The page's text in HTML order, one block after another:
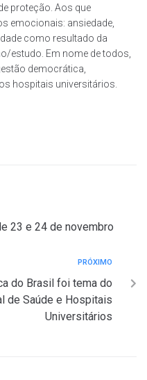
proteção. Aos que
emocionais: ansiedade,
como resultado da
estudo. Em nome de todos,
democrática,
hospitais universitários.
23 e 24 de novembro
PRÓXIMO
do Brasil foi tema do
de Saúde e Hospitais
Universitários